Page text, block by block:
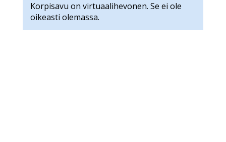
Korpisavu on virtuaalihevonen. Se ei ole
oikeasti olemassa.